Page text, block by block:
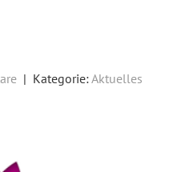
| Kategorie:Aktuelles